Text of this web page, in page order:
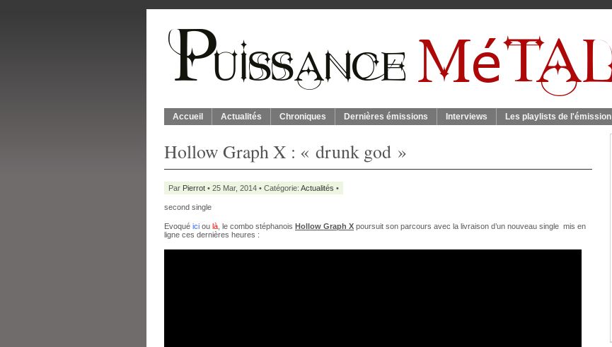
Accueil Actualités Chroniques Dernières émissions Interviews Les playlists de l'émission
Hollow Graph X : « drunk god »
Par Pierrot • 25 Mar, 2014 • Catégorie: Actualités •
second single
Evoqué ici ou là , le combo stéphanois Hollow Graph X poursuit son parcours avec la livraison d’un nouveau single mis en
ligne ces dernières heures :